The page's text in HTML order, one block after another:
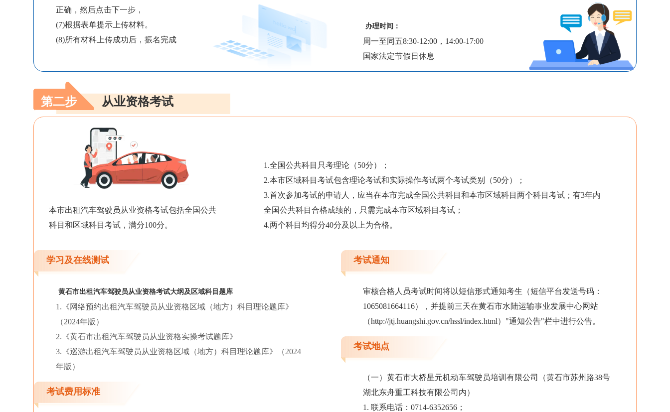
正确，然后点击下一步，
(7)根据表单提示上传材料。
(8)所有材科上传成功后，振名完成
办理时间：
周一至同五8:30-12:00，14:00-17:00
国家法定节假日休息
第二步 从业资格考试
本市出租汽车驾驶员从业资格考试包括全国公共
科目和区域科目考试，满分100分。
1.全国公共科目只考理论（50分）；
2.本市区域科目考试包含理论考试和实际操作考试两个考试类别（50分）；
3.首次参加考试的申请人，应当在本市完成全国公共科目和本市区域科目两个科目考试；有3年内
全国公共科目合格成绩的，只需完成本市区域科目考试；
4.两个科目均得分40分及以上为合格。
学习及在线测试
黄石市出租汽车驾驶员从业资格考试大纲及区域科目题库
1.《网络预约出租汽车驾驶员从业资格区域（地方）科目理论题库》
（2024年版）
2.《黄石市出租汽车驾驶员从业资格实操考试题库》
3.《巡游出租汽车驾驶员从业资格区域（地方）科目理论题库》（2024
年版）
考试费用标准
考试通知
审核合格人员考试时间将以短信形式通知考生（短信平台发送号码：
1065081664116），并提前三天在黄石市水陆运输事业发展中心网站
（http://jtj.huangshi.gov.cn/hssl/index.html）"通知公告"栏中进行公告。
考试地点
（一）黄石市大桥星元机动车驾驶员培训有限公司（黄石市苏州路38号
湖北东舟重工科技有限公司内）
1. 联系电话：0714-6352656；